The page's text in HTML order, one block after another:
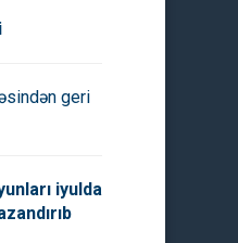
geri
iyulda